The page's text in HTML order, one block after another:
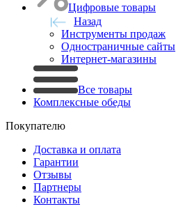
Цифровые товары
Назад
Инструменты продаж
Одностраничные сайты
Интернет-магазины
Все товары
Комплексные обеды
Покупателю
Доставка и оплата
Гарантии
Отзывы
Партнеры
Контакты